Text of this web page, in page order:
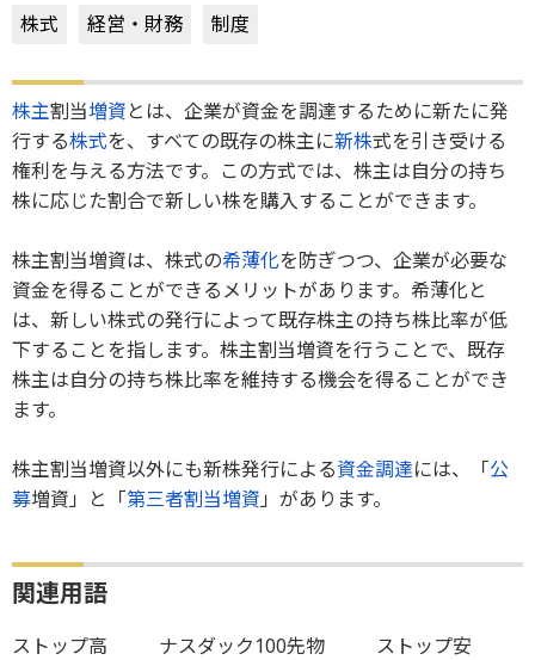
株式 経営・財務 制度
株主割当増資とは、企業が資金を調達するために新たに発
行する株式を、すべての既存の株主に新株式を引き受ける
権利を与える方法です。この方式では、株主は自分の持ち
株に応じた割合で新しい株を購入することができます。
株主割当増資は、株式の希薄化を防ぎつつ、企業が必要な
資金を得ることができるメリットがあります。希薄化と
は、新しい株式の発行によって既存株主の持ち株比率が低
下することを指します。株主割当増資を行うことで、既存
株主は自分の持ち株比率を維持する機会を得ることができ
ます。
株主割当増資以外にも新株発行による資金調達には、「公
募増資」と「第三者割当増資 」があります。
関連用語
ストップ高 ナスダック100先物 ストップ安